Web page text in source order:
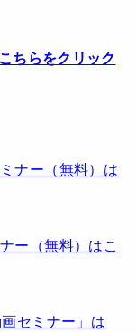
こちらをクリック
ナー（無料）は
ー（無料）はこ
セミナー」は